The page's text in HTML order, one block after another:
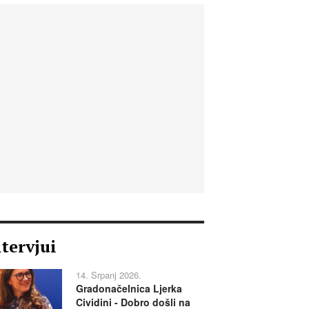
14. Srpanj 2026.
Gradonačelnica Ljerka
Cividini - Dobro došli na